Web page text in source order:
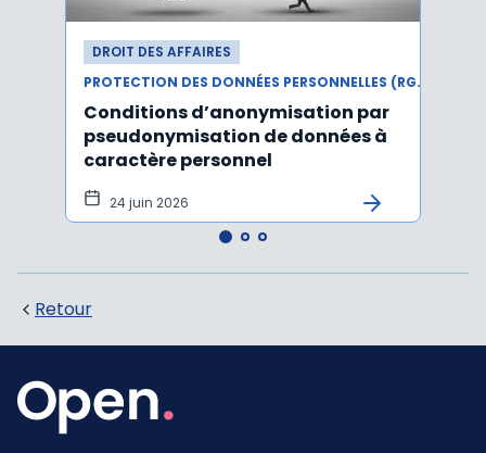
DROIT DES AFFAIRES
PROTECTION DES DONNÉES PERSONNELLES (RGPD)
Conditions d’anonymisation par
pseudonymisation de données à
caractère personnel
24 juin 2026
Retour